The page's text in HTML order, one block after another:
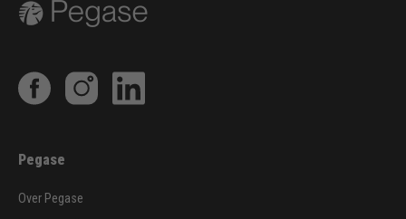
Pegase
Over Pegase